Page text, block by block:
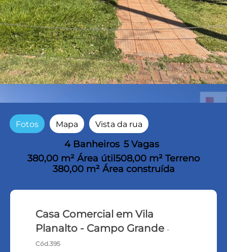
Fotos Mapa Vista da rua
4 Banheiros 5 Vagas
380,00 m² Área útil 508,00 m² Terreno
380,00 m² Área construída
Casa Comercial em Vila
Planalto - Campo Grande -
Cód.395